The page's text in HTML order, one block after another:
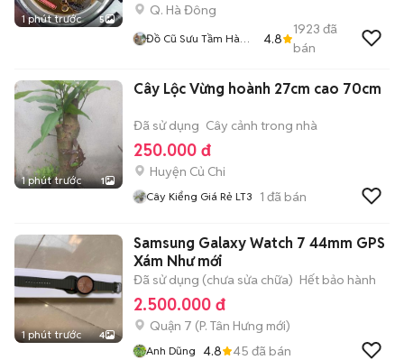
1 phút trước 5
Q. Hà Đông
Đồ Cũ Sưu Tầm Hà
4.8
1923 đã
bán
1 phút trước 1
Cây Lộc Vừng hoành 27cm cao 70cm
Đã sử dụng Cây cảnh trong nhà
250.000 đ
Huyện Củ Chi
Cây Kiểng Giá Rẻ LT3 1 đã bán
1 phút trước 4
Samsung Galaxy Watch 7 44mm GPS
Xám Như mới
Đã sử dụng (chưa sửa chữa) Hết bảo hành
2.500.000 đ
Quận 7 (P. Tân Hưng mới)
Anh Dũng 4.8 45 đã bán